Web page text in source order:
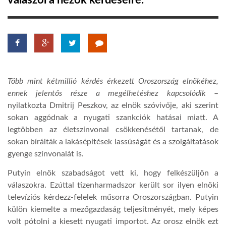
GLOBOTV
AFRIKA TUDÁSTÁR
A NAP SZÉPE
LINKTR.EE
GLOBOZSARU
Több mint kétmillió kérdés érkezett Oroszország elnökéhez,
ennek jelentős része a megélhetéshez kapcsolódik–
nyilatkozta Dmitrij Peszkov, az elnök szóvivője, aki szerint
sokan aggódnak a nyugati szankciók hatásai miatt. A
legtöbben az életszínvonal csökkenésétől tartanak, de
sokan bírálták a lakásépítések lassúságát és a szolgáltatások
gyenge színvonalát is.
Putyin elnök szabadságot vett ki, hogy felkészüljön a
válaszokra. Ezúttal tizenharmadszor került sor ilyen elnöki
televíziós kérdezz-felelek műsorra Oroszországban. Putyin
külön kiemelte a mezőgazdaság teljesítményét, mely képes
volt pótolni a kiesett nyugati importot. Az orosz elnök ezt